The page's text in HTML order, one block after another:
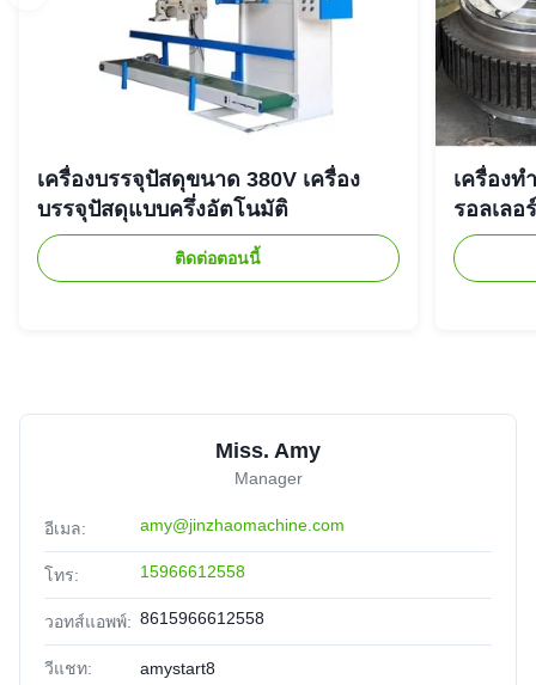
เครื่องบรรจุปัสดุขนาด 380V เครื่อง
บรรจุปัสดุแบบครึ่งอัตโนมัติ
ติดต่อตอนนี้
เครื่องทํ
รอลเลอร์
Miss. Amy
Manager
อีเมล: amy@jinzhaomachine.com
โทร: 15966612558
วอทส์แอพพ์: 8615966612558
วีแชท: amystart8